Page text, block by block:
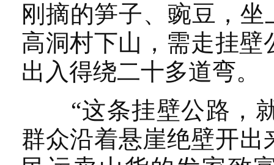
刚摘的笋子、豌豆，
高洞村下山，需走挂壁
出入得绕二十多道弯。
“这条挂壁公路，就
群众沿着悬崖绝壁开